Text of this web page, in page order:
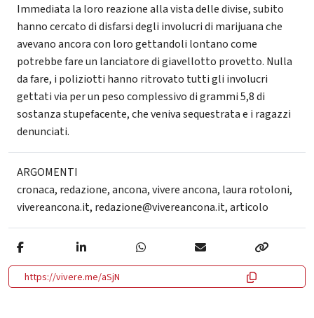
Immediata la loro reazione alla vista delle divise, subito
hanno cercato di disfarsi degli involucri di marijuana che
avevano ancora con loro gettandoli lontano come
potrebbe fare un lanciatore di giavellotto provetto. Nulla
da fare, i poliziotti hanno ritrovato tutti gli involucri
gettati via per un peso complessivo di grammi 5,8 di
sostanza stupefacente, che veniva sequestrata e i ragazzi
denunciati.
ARGOMENTI
cronaca, redazione,ancona,vivere ancona, laura rotoloni,
vivereancona.it, redazione@vivereancona.it,articolo
https://vivere.me/aSjN